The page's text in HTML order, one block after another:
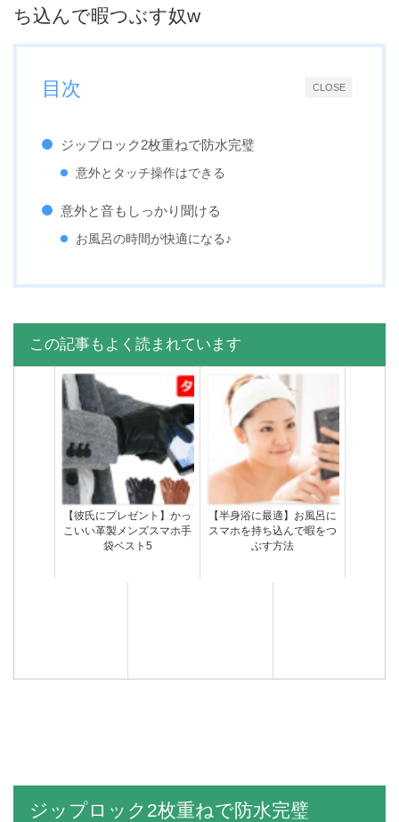
ち込んで暇つぶす奴w
CLOSE
目次
ジップロック2枚重ねで防水完璧
意外とタッチ操作はできる
意外と音もしっかり聞ける
お風呂の時間が快適になる♪
この記事もよく読まれています
【彼氏にプレゼント】かっ
こいい革製メンズスマホ手
袋ベスト5
【半身浴に最適】お風呂に
スマホを持ち込んで暇をつ
ぶす方法
ジップロック2枚重ねで防水完璧